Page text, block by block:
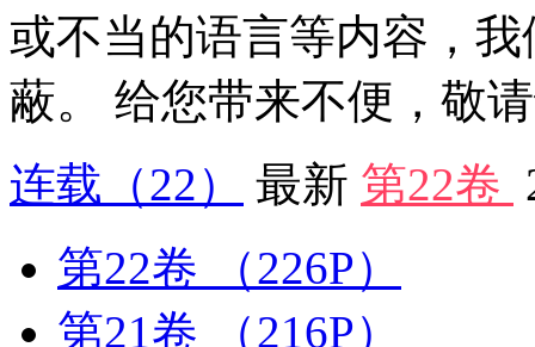
或不当的语言等内容，
蔽。 给您带来不便，敬
连载 （22） 最新 第22卷
第22卷
（226P）
第21卷
（216P）